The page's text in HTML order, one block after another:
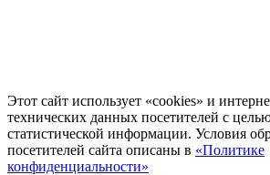
Этот сайт использует «cookies» и
технических данных посетителей с
статистической информации. Условия
посетителей сайта описаны в «Политике
конфиденциальности»